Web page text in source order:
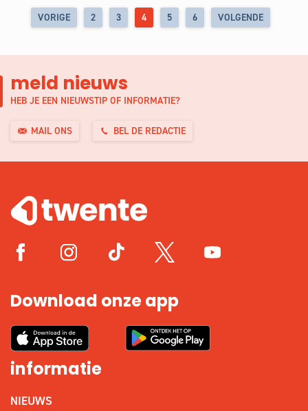
VORIGE 2 3 4 5 6 VOLGENDE
meld nieuws
HEB JE EEN NIEUWSTIP OF INFORMATIE?
MAIL ONS BEL DE REDACTIE
Download onze app
informatie
NIEUWS